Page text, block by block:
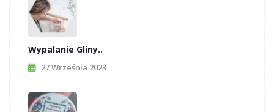
Wypalanie Gliny..
27 Września 2023